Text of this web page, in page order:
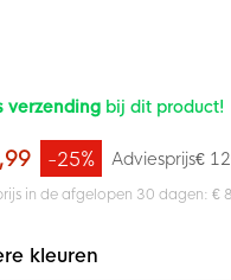
verzending bij dit product!
Adviesprijs€
-25%
in de afgelopen 30 dagen: €
kleuren